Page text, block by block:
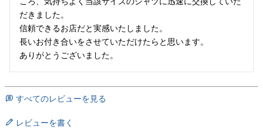
42
(XL～XXL)
43
125
44
(XXL～XXXL)
131 126 60 86 68 97
だきました。
信頼できるお店だと実感いたしました。
長いお付き合いをさせていただけたらと思います。
ありがとうございました。
すべてのレビューを見る
レビューを書く